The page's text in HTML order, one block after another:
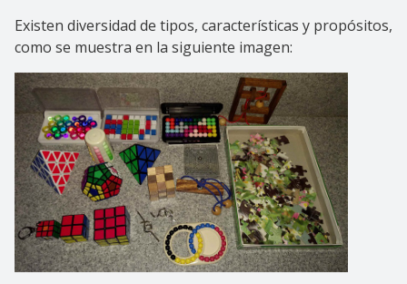
Existen diversidad de tipos, características y propósitos,
como se muestra en la siguiente imagen: